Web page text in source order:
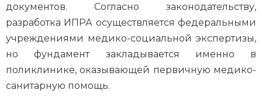
документов. Согласно законодательству,
разработка ИПРА осуществляется федеральными
учреждениями медико-социальной экспертизы,
но фундамент закладывается именно в
поликлинике, оказывающей первичную медико-
санитарную помощь.